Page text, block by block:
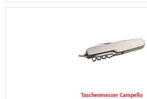
Taschenmesser Campello